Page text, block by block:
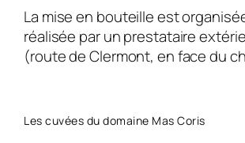
La mise en bouteille est
réalisée par un prestataire
(route de Clermont, en face du
Les cuvées du domaine Mas Coris